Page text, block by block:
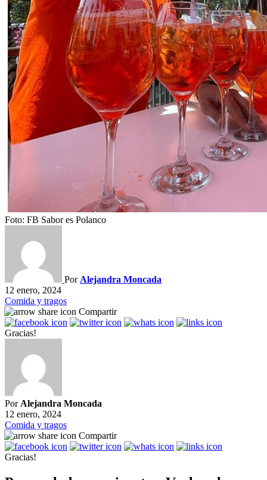
Foto: FB Sabor es Polanco
Por Alejandra Moncada
12 enero, 2024
Comida y tragos
Compartir
Gracias!
Por Alejandra Moncada
12 enero, 2024
Comida y tragos
Compartir
Gracias!